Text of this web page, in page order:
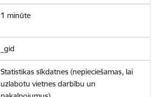
1 minūte
_gid
Statistikas sīkdatnes (nepieciešamas, lai
uzlabotu vietnes darbību un